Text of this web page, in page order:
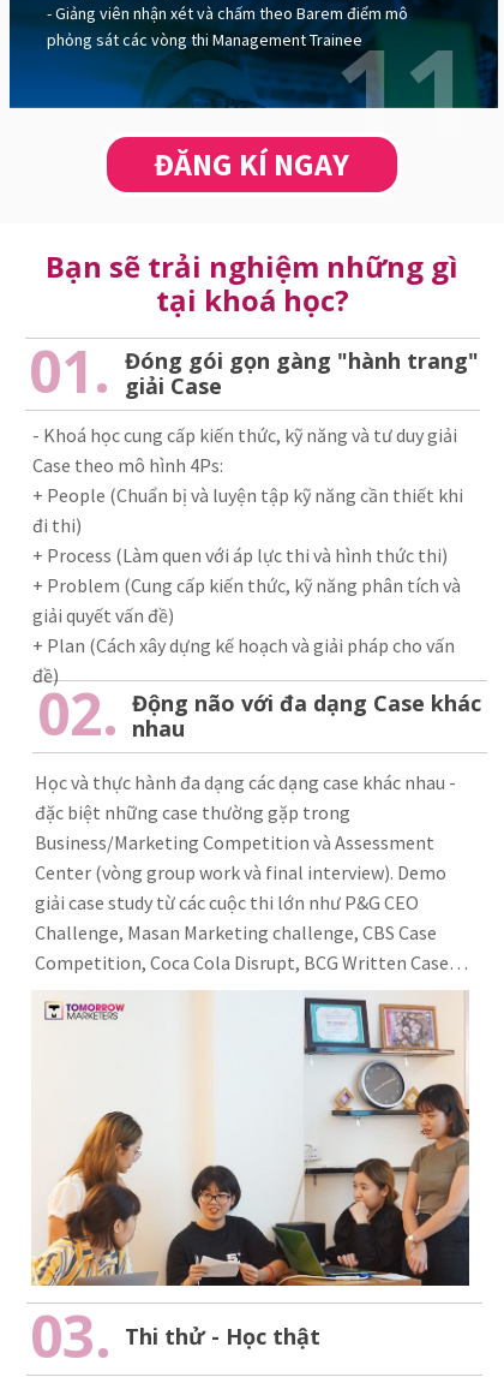
- Giảng viên nhận xét và chấm theo Barem điểm mô
phỏng sát các vòng thi Management Trainee11
ĐĂNG KÍ NGAY
01.
Đóng gói gọn gàng "hành trang"
giải Case
- Khoá học cung cấp kiến thức, kỹ năng và tư duy giải
Case theo mô hình 4Ps:
+ People (Chuẩn bị và luyện tập kỹ năng cần thiết khi
đi thi)
+ Process (Làm quen với áp lực thi và hình thức thi)
+ Problem (Cung cấp kiến thức, kỹ năng phân tích và
giải quyết vấn đề)
+ Plan (Cách xây dựng kế hoạch và giải pháp cho vấn
đề)
02. Động não với đa dạng Case khác
nhau
Học và thực hành đa dạng các dạng case khác nhau -
đặc biệt những case thường gặp trong
Business/Marketing Competition và Assessment
Center (vòng group work và final interview). Demo
giải case study từ các cuộc thi lớn như P&G CEO
Challenge, Masan Marketing challenge, CBS Case
Competition, Coca Cola Disrupt, BCG Written Case…
03. Thi thử - Học thật
Bạn sẽ trải nghiệm những gì
tại khoá học?